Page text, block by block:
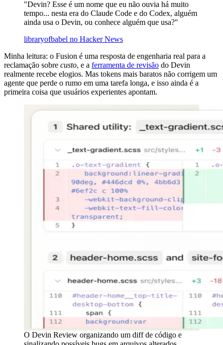
"Devin? Esse é um nome que eu não ouvia há muito
tempo... nesta era do Claude Code e do Codex, alguém
ainda usa o Devin, ou conhece alguém que usa?"
libraryofbabel no Hacker News
Minha leitura: o Fusion é uma resposta de engenharia real para a
reclamação sobre custo, e a ferramenta de revisão do Devin
realmente recebe elogios. Mas tokens mais baratos não corrigem um
agente que perde o rumo em uma tarefa longa, e isso ainda é a
primeira coisa que usuários experientes apontam.
O Devin Review organizando um diff de código e